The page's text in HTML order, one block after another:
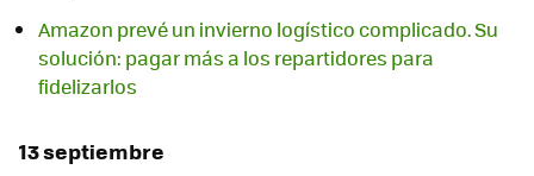
Amazon prevé un invierno logístico complicado. Su
solución: pagar más a los repartidores para
fidelizarlos
13 septiembre